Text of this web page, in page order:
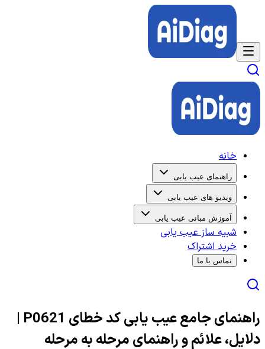
خانه
راهنمای عیب یابی
ویدیو های عیب یابی
آموزش مبانی عیب یابی
شبیه ساز عیب یابی
خرید اشتراک
تماس با ما
راهنمای جامع عیب یابی کد خطای P0621 |
دلایل، علائم و راهنمای مرحله به مرحله